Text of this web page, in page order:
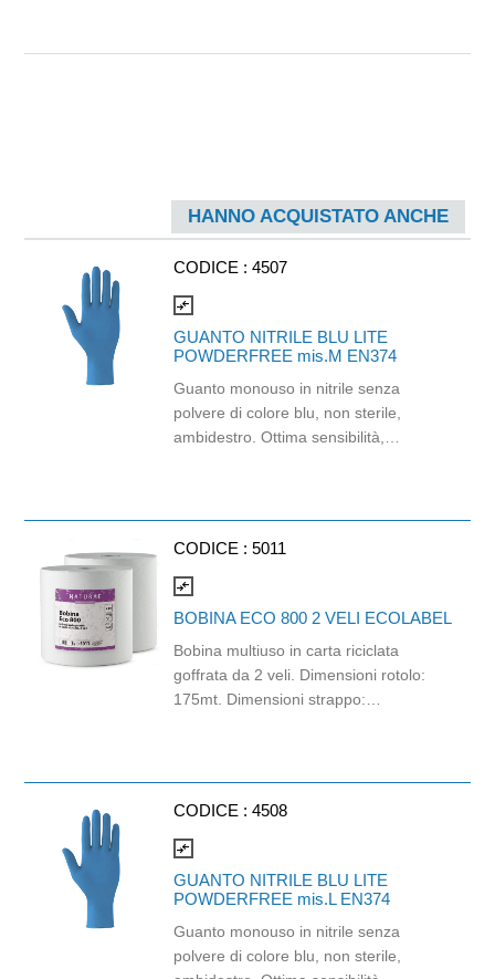
HANNO ACQUISTATO ANCHE
CODICE : 4507
compare_arrows
GUANTO NITRILE BLU LITE
POWDERFREE mis.M EN374
Guanto monouso in nitrile senza
polvere di colore blu, non sterile,
ambidestro. Ottima sensibilità,
(EU) 2016/425) Adatti al contatto con
gli alimenti in accordo col regolamento
(EC) No 1935/2004 e con
(EU)No 10/2011.
CODICE : 5011
compare_arrows
BOBINA ECO 800 2 VELI ECOLABEL
Bobina multiuso in carta riciclata
goffrata da 2 veli. Dimensioni rotolo:
175mt. Dimensioni strappo:
CODICE : 4508
compare_arrows
GUANTO NITRILE BLU LITE
POWDERFREE mis.L EN374
Guanto monouso in nitrile senza
polvere di colore blu, non sterile,